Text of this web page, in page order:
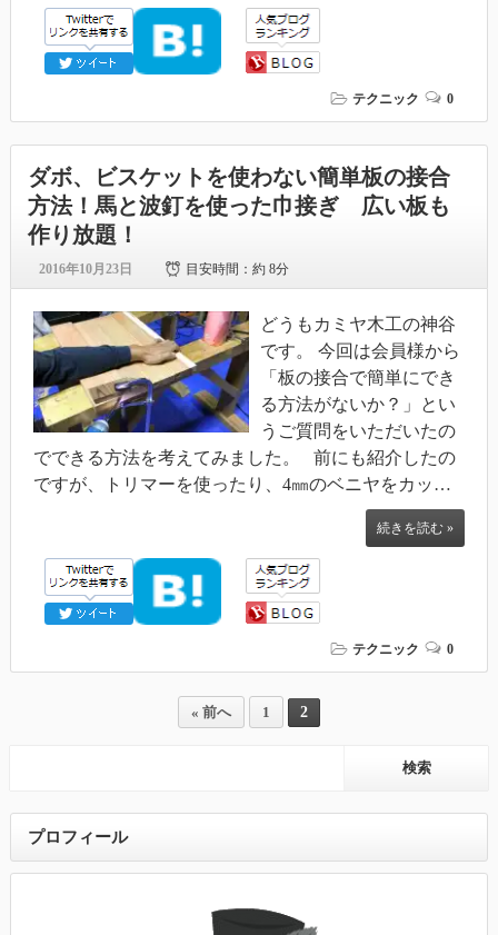
テクニック 0
ダボ、ビスケットを使わない簡単板の接合
方法！馬と波釘を使った巾接ぎ 広い板も
作り放題！
2016年10月23日 目安時間：約 8分
どうもカミヤ木工の神谷
です。 今回は会員様から
「板の接合で簡単にでき
る方法がないか？」とい
うご質問をいただいたの
でできる方法を考えてみました。 前にも紹介したの
ですが、トリマーを使ったり、4㎜のベニヤをカッ…
続きを読む »
テクニック 0
« 前へ 1 2
プロフィール